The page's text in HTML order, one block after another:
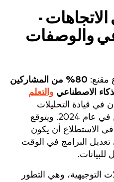
-
والوصفات
مقنع:
80% من المشاركين
الاصطناعي والتعلم
في قيادة التحليلات
ويتوقع
الاستطلاع أن يكون
تعديل البرامج في الوقت
التوجيهية، وهي التطور